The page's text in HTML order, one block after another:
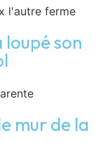
loupé son
mur de la